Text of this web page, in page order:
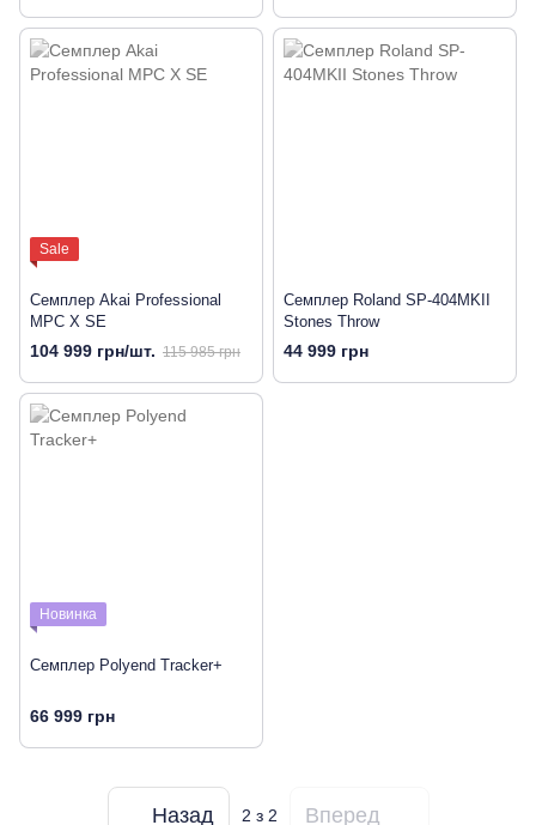
Sale
Семплер Akai Professional
MPC X SE
104 999 грн/шт. 115 985 грн
Семплер Roland SP-404MKII
Stones Throw
44 999 грн
Новинка
Семплер Polyend Tracker+
66 999 грн
Назад 2 з 2 Вперед